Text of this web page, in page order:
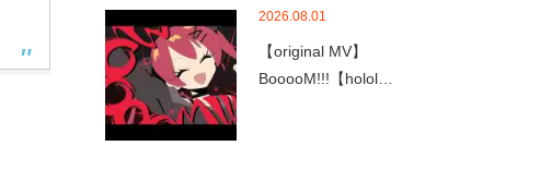
2026.08.01
【original MV】
BooooM!!!【holol…